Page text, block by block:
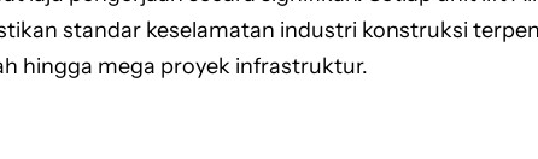
standar keselamatan industri konstruksi
hingga mega proyek infrastruktur.